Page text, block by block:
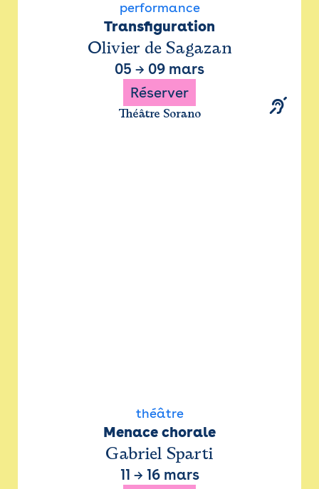
performance
Transfiguration
Olivier de Sagazan
05 → 09 mars
Réserver
Théâtre Sorano
théâtre
Menace chorale
Gabriel Sparti
11 → 16 mars